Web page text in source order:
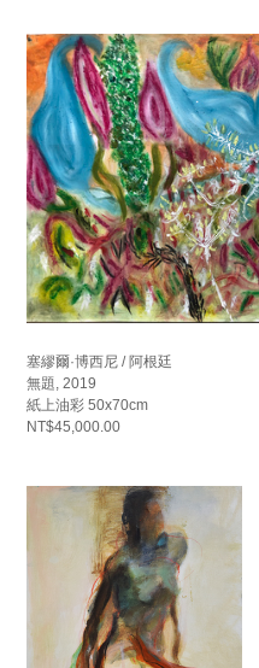
塞繆爾·博西尼 / 阿根廷
無題, 2019
紙上油彩 50x70cm
NT$45,000.00